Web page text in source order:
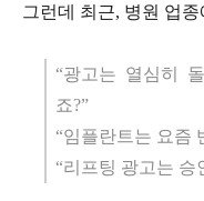
그런데 최근, 병원 업
“광고는 열심히
죠?”
“임플란트는 요즘
“리프팅 광고는 승